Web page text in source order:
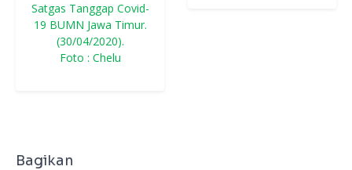
Satgas Tanggap Covid-
19 BUMN Jawa Timur.
(30/04/2020).
Foto : Chelu
Bagikan